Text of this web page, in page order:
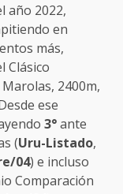
año 2022,
en
más,
Clásico
Marolas, 2400m,
ese
3°ante
(Uru-Listado,
04) e incluso
Comparación